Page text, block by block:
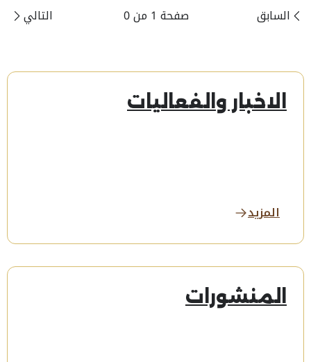
السابق صفحة 1 من 0 التالي
الاخبار والفعاليات
المزيد
المنشورات